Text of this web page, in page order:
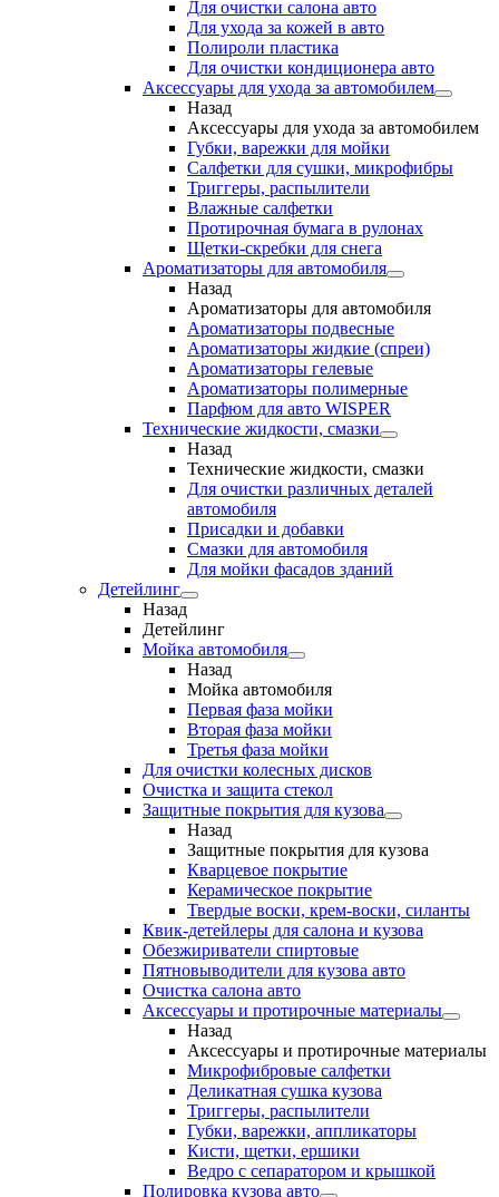
Для очистки салона авто
Для ухода за кожей в авто
Полироли пластика
Для очистки кондиционера авто
Аксессуары для ухода за автомобилем
Назад
Аксессуары для ухода за автомобилем
Губки, варежки для мойки
Салфетки для сушки, микрофибры
Триггеры, распылители
Влажные салфетки
Протирочная бумага в рулонах
Щетки-скребки для снега
Ароматизаторы для автомобиля
Назад
Ароматизаторы для автомобиля
Ароматизаторы подвесные
Ароматизаторы жидкие (спреи)
Ароматизаторы гелевые
Ароматизаторы полимерные
Парфюм для авто WISPER
Технические жидкости, смазки
Назад
Технические жидкости, смазки
Для очистки различных деталей
автомобиля
Присадки и добавки
Смазки для автомобиля
Для мойки фасадов зданий
Детейлинг
Назад
Детейлинг
Мойка автомобиля
Назад
Мойка автомобиля
Первая фаза мойки
Вторая фаза мойки
Третья фаза мойки
Для очистки колесных дисков
Очистка и защита стекол
Защитные покрытия для кузова
Назад
Защитные покрытия для кузова
Кварцевое покрытие
Керамическое покрытие
Твердые воски, крем-воски, силанты
Квик-детейлеры для салона и кузова
Обезжириватели спиртовые
Пятновыводители для кузова авто
Очистка салона авто
Аксессуары и протирочные материалы
Назад
Аксессуары и протирочные материалы
Микрофибровые салфетки
Деликатная сушка кузова
Триггеры, распылители
Губки, варежки, аппликаторы
Кисти, щетки, ершики
Ведро с сепаратором и крышкой
Полировка кузова авто